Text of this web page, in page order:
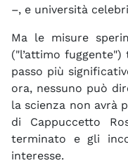
–, e università
Ma le misure
("l’attimo
passo più
ora, nessuno può
la scienza non avrà
di Cappuccetto
terminato e gli
interesse.